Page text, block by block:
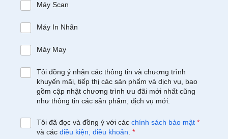
Máy Scan
Máy In Nhãn
Máy May
Tôi đồng ý nhận các thông tin và chương trình
khuyến mãi, tiếp thị các sản phẩm và dịch vụ, bao
gồm cập nhật chương trình ưu đãi mới nhất cũng
như thông tin các sản phẩm, dịch vụ mới.
Tôi đã đọc và đồng ý với các chính sách bảo mật *
và các điều kiện, điều khoản *